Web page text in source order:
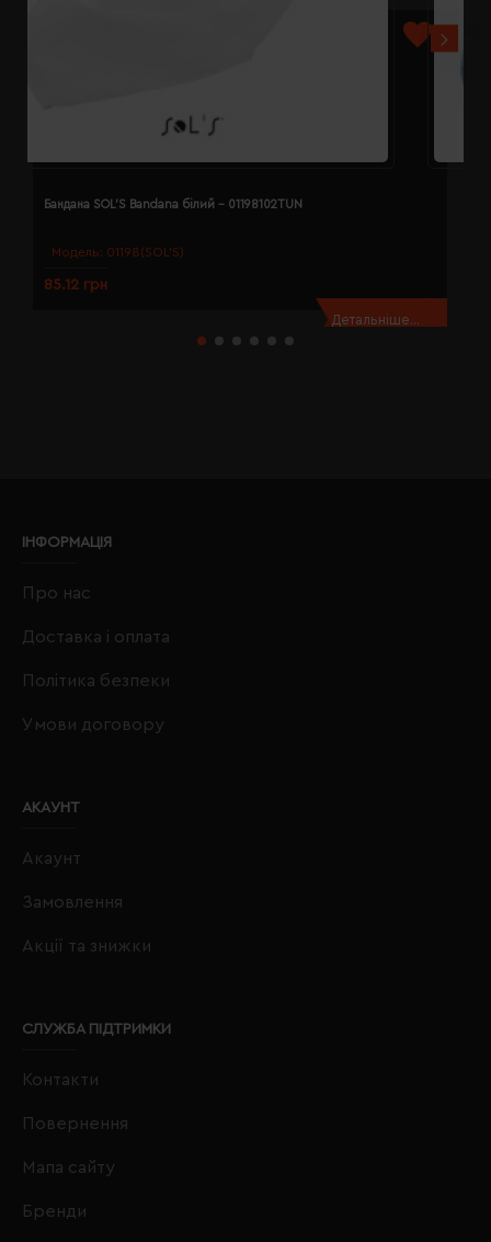
Модель: 01198(SOL’S)
Бандана SOL'S Bandana білий - 01198102TUN
85.12 грн
Детальніше...
ІНФОРМАЦІЯ
Про нас
Доставка і оплата
Політика безпеки
Умови договору
АКАУНТ
Акаунт
Замовлення
Акції та знижки
СЛУЖБА ПІДТРИМКИ
Контакти
Повернення
Мапа сайту
Бренди